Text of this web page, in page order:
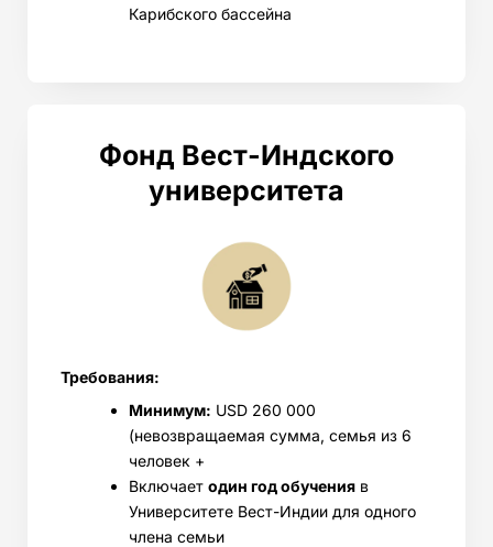
Карибского бассейна
Фонд Вест-Индского
университета
Требования:
Минимум: USD 260 000
(невозвращаемая сумма, семья из 6
человек +
Включает один год обучения в
Университете Вест-Индии для одного
члена семьи